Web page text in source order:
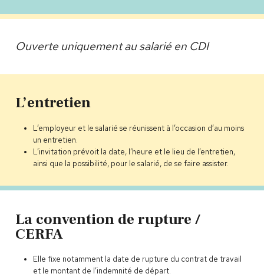
Ouverte uniquement au salarié en CDI
L’entretien
L’employeur et le salarié se réunissent à l’occasion d’au moins
un entretien.
L’invitation prévoit la date, l’heure et le lieu de l’entretien,
ainsi que la possibilité, pour le salarié, de se faire assister.
La convention de rupture /
CERFA
Elle fixe notamment la date de rupture du contrat de travail
et le montant de l’indemnité de départ.